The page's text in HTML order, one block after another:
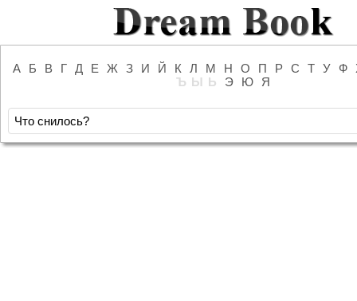
А Б В Г Д Е Ж З И Й К Л М Н О П Р С Т У Ф
Ъ Ы Ь Э Ю Я